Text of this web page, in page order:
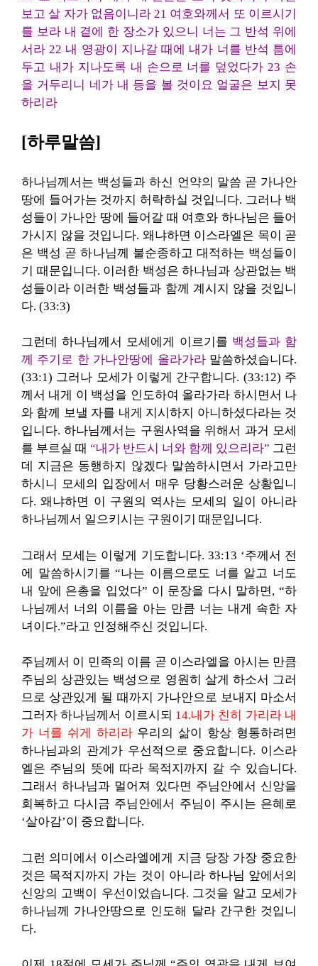
보고 살 자가 없음이니라 21 여호와께서 또 이르시기
를 보라 내 곁에 한 장소가 있으니 너는 그 반석 위에
서라 22 내 영광이 지나갈 때에 내가 너를 반석 틈에
두고 내가 지나도록 내 손으로 너를 덮었다가 23 손
을 거두리니 네가 내 등을 볼 것이요 얼굴은 보지 못
하리라
[하루말씀]
하나님께서는 백성들과 하신 언약의 말씀 곧 가나안
땅에 들어가는 것까지 허락하실 것입니다. 그러나 백
성들이 가나안 땅에 들어갈 때 여호와 하나님은 들어
가시지 않을 것입니다. 왜냐하면 이스라엘은 목이 곧
은 백성 곧 하나님께 불순종하고 대적하는 백성들이
기 때문입니다. 이러한 백성은 하나님과 상관없는 백
성들이라 이러한 백성들과 함께 계시지 않을 것입니
다. (33:3)
그런데 하나님께서 모세에게 이르기를 백성들과 함
께 주기로 한 가나안땅에 올라가라말씀하셨습니다.
(33:1) 그러나 모세가 이렇게 간구합니다. (33:12) 주
께서 내게 이 백성을 인도하여 올라가라 하시면서 나
와 함께 보낼 자를 내게 지시하지 아니하셨다라는 것
입니다. 하나님께서는 구원사역을 위해서 과거 모세
를 부르실 때 “내가 반드시 너와 함께 있으리라” 그런
데 지금은 동행하지 않겠다 말씀하시면서 가라고만
하시니 모세의 입장에서 매우 당황스러운 상황입니
다. 왜냐하면 이 구원의 역사는 모세의 일이 아니라
하나님께서 일으키시는 구원이기 때문입니다.
그래서 모세는 이렇게 기도합니다. 33:13 ‘주께서 전
에 말씀하시기를 “나는 이름으로도 너를 알고 너도
내 앞에 은총을 입었다” 이 문장을 다시 말하면, “하
나님께서 너의 이름을 아는 만큼 너는 내게 속한 자
녀이다.”라고 인정해주신 것입니다.
주님께서 이 민족의 이름 곧 이스라엘을 아시는 만큼
주님의 상관있는 백성으로 영원히 살게 하소서 그러
므로 상관있게 될 때까지 가나안으로 보내지 마소서
그러자 하나님께서 이르시되 14.내가 친히 가리라 내
가 너를 쉬게 하리라 우리의 삶이 항상 형통하려면
하나님과의 관계가 우선적으로 중요합니다. 이스라
엘은 주님의 뜻에 따라 목적지까지 갈 수 있습니다.
그래서 하나님과 멀어져 있다면 주님안에서 신앙을
회복하고 다시금 주님안에서 주님이 주시는 은혜로
‘살아감’이 중요합니다.
그런 의미에서 이스라엘에게 지금 당장 가장 중요한
것은 목적지까지 가는 것이 아니라 하나님 앞에서의
신앙의 고백이 우선이었습니다. 그것을 알고 모세가
하나님께 가나안땅으로 인도해 달라 간구한 것입니
다.